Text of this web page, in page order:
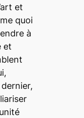
et
quoi
à
et
dernier,